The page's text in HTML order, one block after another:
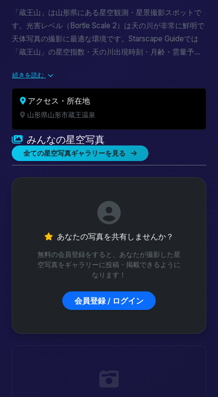
「蔵王山」は山形県にある星空観測・星景撮影スポットで
す。光害レベル（Bortle Scale 2）は天の川が非常に鮮明で
天体写真の撮影に最適な環境です。Starscape Guideでは
「蔵王山」の星空指数・天の川出現時刻・月齢・雲量予報
み合わせて最適な撮影計画を立てましょう。
続きを読む
アクセス・所在地
山形県山形市蔵王温泉
みんなの星空写真
全ての星空写真ギャラリーを見る
あなたの写真を共有しませんか？
無料の会員登録をすると、あなたが撮影した星
空写真をギャラリーに投稿・掲載できるように
なります！
会員登録 / ログイン